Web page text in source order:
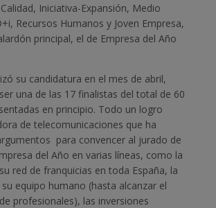
Iniciativa-Expansión, Medio
Recursos Humanos y Joven Empresa,
principal, el de Empresa del Año
su candidatura en el mes de abril,
una de las 17 finalistas del total de 60
en principio. Todo un logro
de telecomunicaciones que ha
para convencer al jurado de
del Año en varias líneas, como la
red de franquicias en toda España, la
equipo humano (hasta alcanzar el
profesionales), las inversiones